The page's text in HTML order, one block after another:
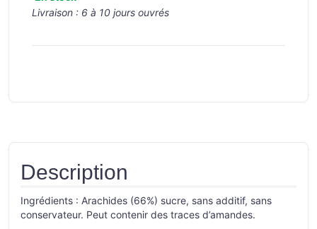
Livraison : 6 à 10 jours ouvrés
Description
Ingrédients : Arachides (66%) sucre, sans additif, sans
conservateur. Peut contenir des traces d’amandes.